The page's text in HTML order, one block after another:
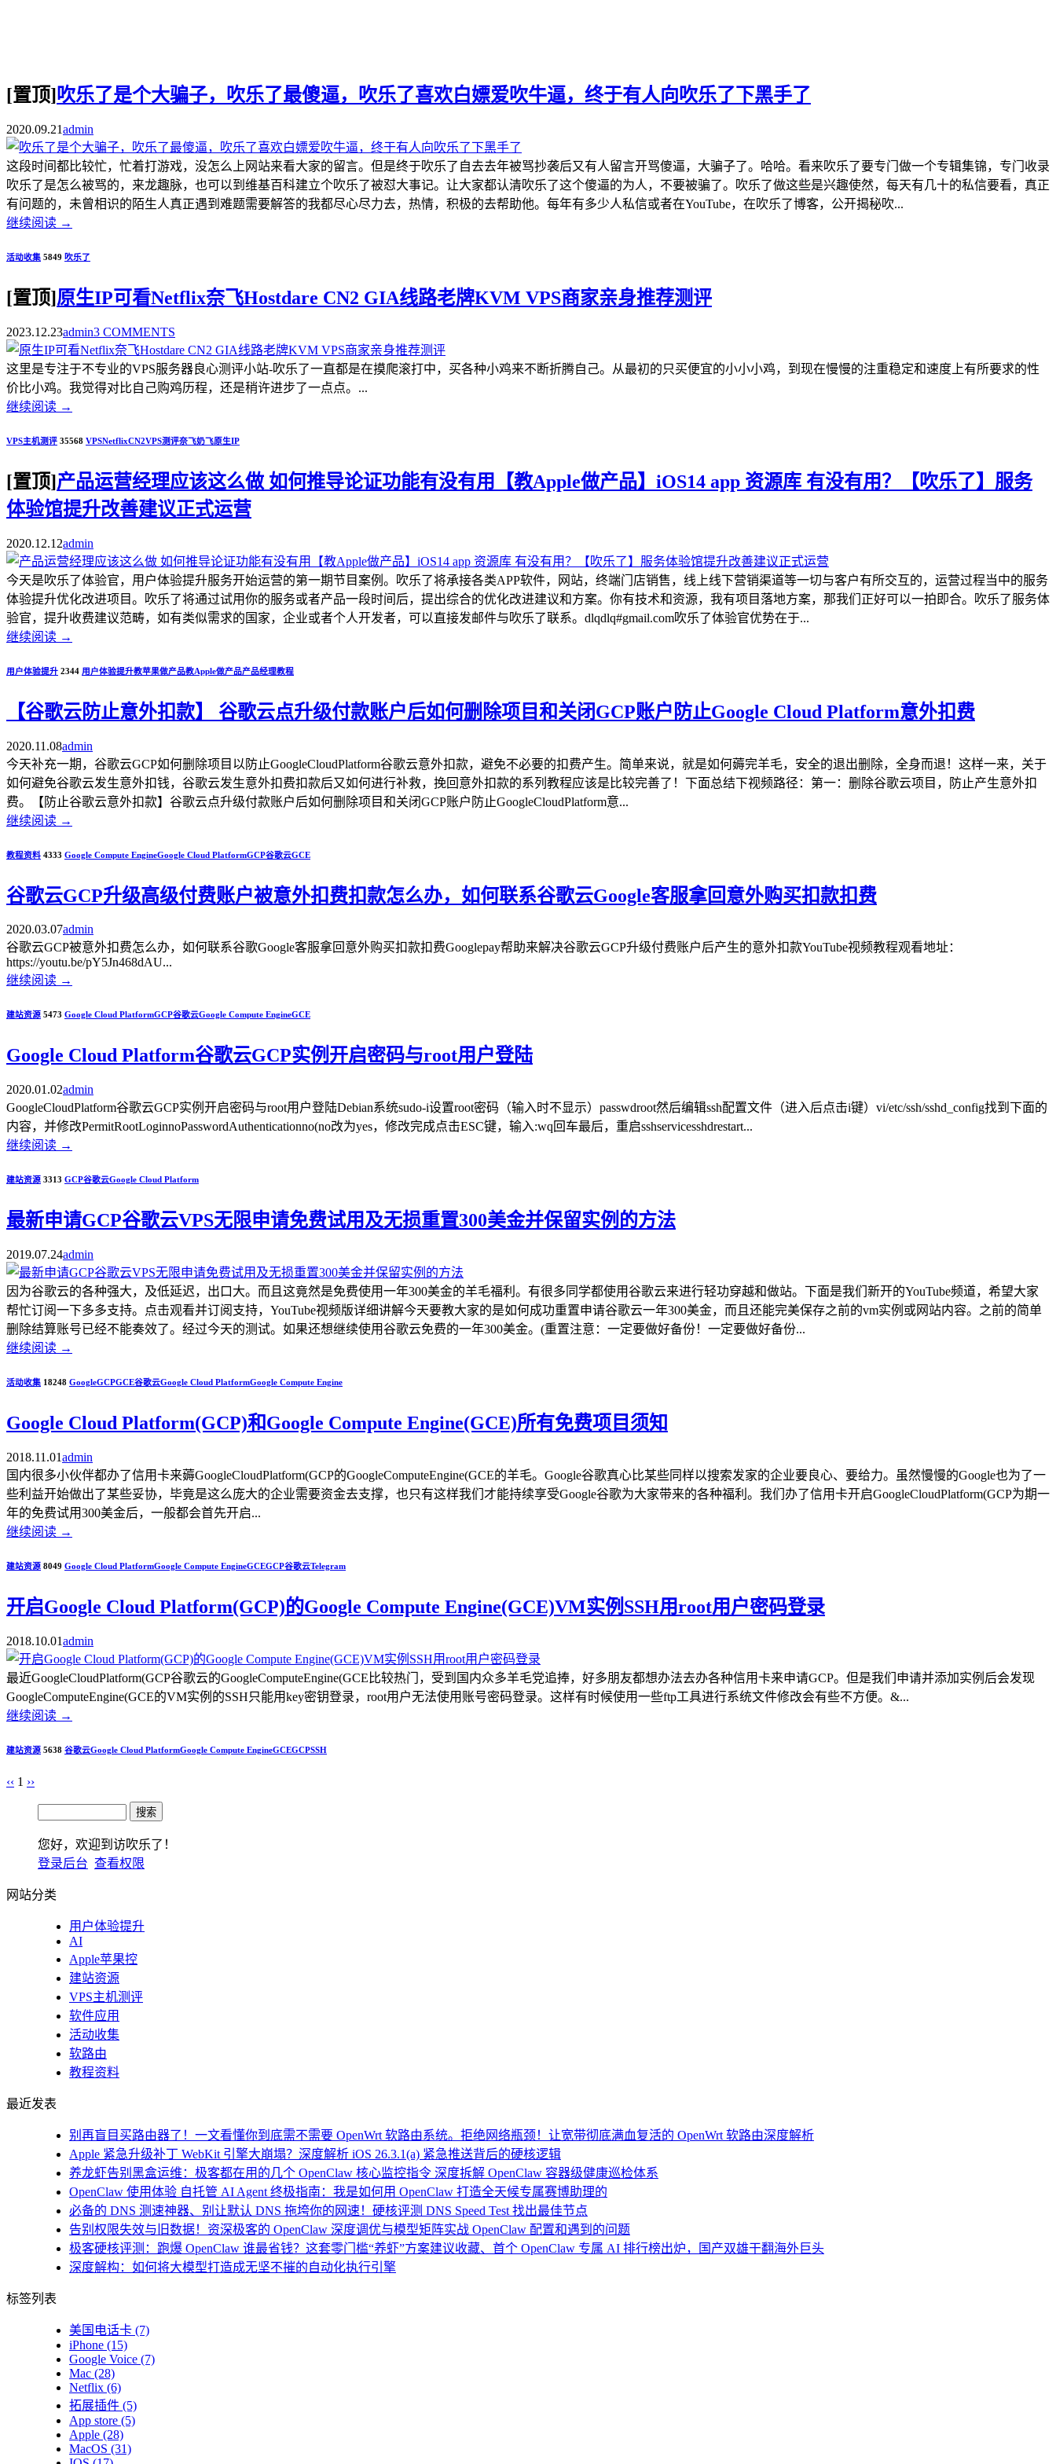
[置顶]吹乐了是个大骗子，吹乐了最傻逼，吹乐了喜欢白嫖爱吹牛逼，终于有人向吹乐了下黑手了
2020.09.21admin
这段时间都比较忙，忙着打游戏，没怎么上网站来看大家的留言。但是终于吹乐了自去去年被骂抄袭后又有人留言开骂傻逼，大骗子了。哈哈。看来吹乐了要专门做一个专辑集锦，专门收录
吹乐了是怎么被骂的，来龙趣脉，也可以到维基百科建立个吹乐了被怼大事记。让大家都认清吹乐了这个傻逼的为人，不要被骗了。吹乐了做这些是兴趣使然，每天有几十的私信要看，真正
有问题的，未曾相识的陌生人真正遇到难题需要解答的我都尽心尽力去，热情，积极的去帮助他。每年有多少人私信或者在YouTube，在吹乐了博客，公开揭秘吹...
继续阅读 →
活动收集 5849 吹乐了
[置顶]原生IP可看Netflix奈飞Hostdare CN2 GIA线路老牌KVM VPS商家亲身推荐测评
2023.12.23admin3 COMMENTS
这里是专注于不专业的VPS服务器良心测评小站-吹乐了一直都是在摸爬滚打中，买各种小鸡来不断折腾自己。从最初的只买便宜的小小小鸡，到现在慢慢的注重稳定和速度上有所要求的性
价比小鸡。我觉得对比自己购鸡历程，还是稍许进步了一点点。...
继续阅读 →
VPS主机测评 35568 VPSNetflixCN2VPS测评奈飞奶飞原生IP
[置顶]产品运营经理应该这么做 如何推导论证功能有没有用【教Apple做产品】iOS14 app 资源库 有没有用？【吹乐了】服务
体验馆提升改善建议正式运营
2020.12.12admin
今天是吹乐了体验官，用户体验提升服务开始运营的第一期节目案例。吹乐了将承接各类APP软件，网站，终端门店销售，线上线下营销渠道等一切与客户有所交互的，运营过程当中的服务
体验提升优化改进项目。吹乐了将通过试用你的服务或者产品一段时间后，提出综合的优化改进建议和方案。你有技术和资源，我有项目落地方案，那我们正好可以一拍即合。吹乐了服务体
验官，提升收费建议范畴，如有类似需求的国家，企业或者个人开发者，可以直接发邮件与吹乐了联系。dlqdlq#gmail.com吹乐了体验官优势在于...
继续阅读 →
用户体验提升 2344 用户体验提升教苹果做产品教Apple做产品产品经理教程
【谷歌云防止意外扣款】 谷歌云点升级付款账户后如何删除项目和关闭GCP账户防止Google Cloud Platform意外扣费
2020.11.08admin
今天补充一期，谷歌云GCP如何删除项目以防止GoogleCloudPlatform谷歌云意外扣款，避免不必要的扣费产生。简单来说，就是如何薅完羊毛，安全的退出删除，全身而退！这样一来，关于
如何避免谷歌云发生意外扣钱，谷歌云发生意外扣费扣款后又如何进行补救，挽回意外扣款的系列教程应该是比较完善了！下面总结下视频路径：第一：删除谷歌云项目，防止产生意外扣
费。【防止谷歌云意外扣款】谷歌云点升级付款账户后如何删除项目和关闭GCP账户防止GoogleCloudPlatform意...
继续阅读 →
教程资料 4333 Google Compute EngineGoogle Cloud PlatformGCP谷歌云GCE
谷歌云GCP升级高级付费账户被意外扣费扣款怎么办，如何联系谷歌云Google客服拿回意外购买扣款扣费
2020.03.07admin
谷歌云GCP被意外扣费怎么办，如何联系谷歌Google客服拿回意外购买扣款扣费Googlepay帮助来解决谷歌云GCP升级付费账户后产生的意外扣款YouTube视频教程观看地址：
https://youtu.be/pY5Jn468dAU...
继续阅读 →
建站资源 5473 Google Cloud PlatformGCP谷歌云Google Compute EngineGCE
Google Cloud Platform谷歌云GCP实例开启密码与root用户登陆
2020.01.02admin
GoogleCloudPlatform谷歌云GCP实例开启密码与root用户登陆Debian系统sudo-i设置root密码（输入时不显示）passwdroot然后编辑ssh配置文件（进入后点击i键）vi/etc/ssh/sshd_config找到下面的
内容，并修改PermitRootLoginnoPasswordAuthenticationno(no改为yes，修改完成点击ESC键，输入:wq回车最后，重启sshservicesshdrestart...
继续阅读 →
建站资源 3313 GCP谷歌云Google Cloud Platform
最新申请GCP谷歌云VPS无限申请免费试用及无损重置300美金并保留实例的方法
2019.07.24admin
因为谷歌云的各种强大，及低延迟，出口大。而且这竟然是免费使用一年300美金的羊毛福利。有很多同学都使用谷歌云来进行轻功穿越和做站。下面是我们新开的YouTube频道，希望大家
帮忙订阅一下多多支持。点击观看并订阅支持，YouTube视频版详细讲解今天要教大家的是如何成功重置申请谷歌云一年300美金，而且还能完美保存之前的vm实例或网站内容。之前的简单
删除结算账号已经不能奏效了。经过今天的测试。如果还想继续使用谷歌云免费的一年300美金。(重置注意：一定要做好备份！一定要做好备份...
继续阅读 →
活动收集 18248 GoogleGCPGCE谷歌云Google Cloud PlatformGoogle Compute Engine
Google Cloud Platform(GCP)和Google Compute Engine(GCE)所有免费项目须知
2018.11.01admin
国内很多小伙伴都办了信用卡来薅GoogleCloudPlatform(GCP的GoogleComputeEngine(GCE的羊毛。Google谷歌真心比某些同样以搜索发家的企业要良心、要给力。虽然慢慢的Google也为了一
些利益开始做出了某些妥协，毕竟是这么庞大的企业需要资金去支撑，也只有这样我们才能持续享受Google谷歌为大家带来的各种福利。我们办了信用卡开启GoogleCloudPlatform(GCP为期一
年的免费试用300美金后，一般都会首先开启...
继续阅读 →
建站资源 8049 Google Cloud PlatformGoogle Compute EngineGCEGCP谷歌云Telegram
开启Google Cloud Platform(GCP)的Google Compute Engine(GCE)VM实例SSH用root用户密码登录
2018.10.01admin
最近GoogleCloudPlatform(GCP谷歌云的GoogleComputeEngine(GCE比较热门，受到国内众多羊毛党追捧，好多朋友都想办法去办各种信用卡来申请GCP。但是我们申请并添加实例后会发现
GoogleComputeEngine(GCE的VM实例的SSH只能用key密钥登录，root用户无法使用账号密码登录。这样有时候使用一些ftp工具进行系统文件修改会有些不方便。&...
继续阅读 →
建站资源 5638 谷歌云Google Cloud PlatformGoogle Compute EngineGCEGCPSSH
‹‹ 1 ››
您好，欢迎到访吹乐了！
登录后台 查看权限
网站分类
用户体验提升
AI
Apple苹果控
建站资源
VPS主机测评
软件应用
活动收集
软路由
教程资料
最近发表
别再盲目买路由器了！一文看懂你到底需不需要 OpenWrt 软路由系统。拒绝网络瓶颈！让宽带彻底满血复活的 OpenWrt 软路由深度解析
Apple 紧急升级补丁 WebKit 引擎大崩塌？深度解析 iOS 26.3.1(a) 紧急推送背后的硬核逻辑
养龙虾告别黑盒运维：极客都在用的几个 OpenClaw 核心监控指令 深度拆解 OpenClaw 容器级健康巡检体系
OpenClaw 使用体验 自托管 AI Agent 终极指南：我是如何用 OpenClaw 打造全天候专属赛博助理的
必备的 DNS 测速神器、别让默认 DNS 拖垮你的网速！硬核评测 DNS Speed Test 找出最佳节点
告别权限失效与旧数据！资深极客的 OpenClaw 深度调优与模型矩阵实战 OpenClaw 配置和遇到的问题
极客硬核评测：跑爆 OpenClaw 谁最省钱？这套零门槛“养虾”方案建议收藏、首个 OpenClaw 专属 AI 排行榜出炉，国产双雄干翻海外巨头
深度解构：如何将大模型打造成无坚不摧的自动化执行引擎
标签列表
美国电话卡 (7)
iPhone (15)
Google Voice (7)
Mac (28)
Netflix (6)
拓展插件 (5)
App store (5)
Apple (28)
MacOS (31)